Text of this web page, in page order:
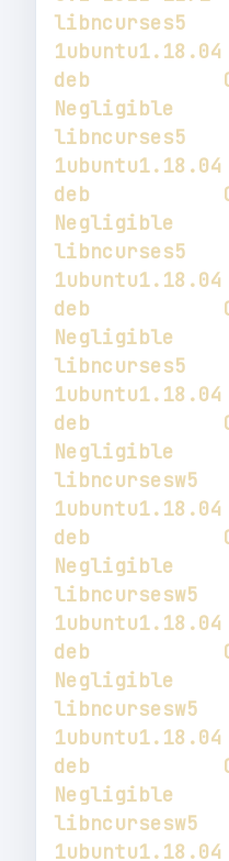
libncurses5
1ubuntu1.18.04
deb
libncurses5
1ubuntu1.18.04
deb
libncurses5
1ubuntu1.18.04
deb
libncurses5
1ubuntu1.18.04
deb
libncursesw5
1ubuntu1.18.04
deb
libncursesw5
1ubuntu1.18.04
deb
libncursesw5
1ubuntu1.18.04
deb
libncursesw5
1ubuntu1.18.04